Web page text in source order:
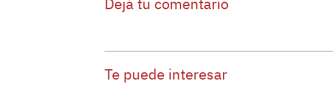
Te puede interesar